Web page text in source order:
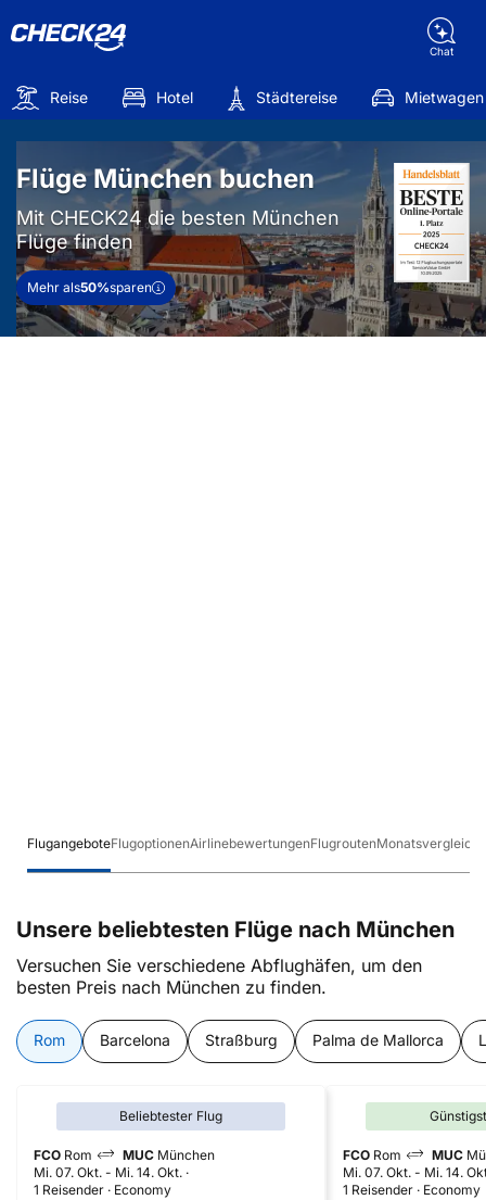
Chat
Reise Hotel Städtereise Mietwagen
Flüge München buchen
Mit CHECK24 die besten München
Flüge finden
Mehr als50%sparen
FlugangeboteFlugoptionenAirlinebewertungenFlugroutenMonatsvergleich
Unsere beliebtesten Flüge nach München
Versuchen Sie verschiedene Abflughäfen, um den
besten Preis nach München zu finden.
Rom Barcelona Straßburg Palma de Mallorca
Beliebtester Flug
FCO Rom MUC München
Mi. 07. Okt. - Mi. 14. Okt.
1 Reisender
Economy
FCO Rom MUC
Mi. 07. Okt. - Mi. 14.
1 Reisender
Economy